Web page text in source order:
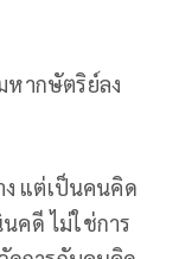
หากษัตริย์ลง
แต่เป็นคนคิด
คดี ไม่ใช่การ